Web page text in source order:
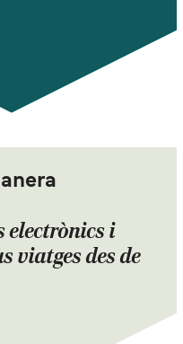
electrònics i
viatges des de